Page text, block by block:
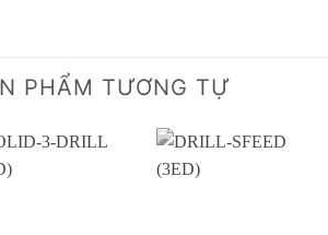
PHẨM TƯƠNG TỰ